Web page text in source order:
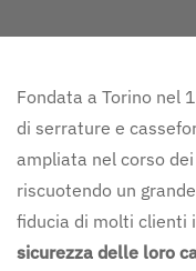
Fondata a Torino nel
di serrature e
ampliata nel corso
riscuotendo un
fiducia di molti clienti
sicurezza delle loro